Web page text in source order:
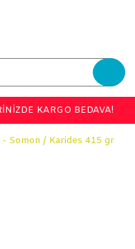
KARGO BEDAVA!